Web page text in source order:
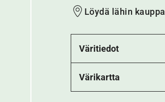
Löydä lähin kauppa
Väritiedot
Värikartta